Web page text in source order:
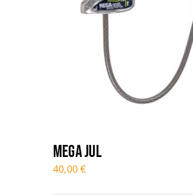
Mega Jul
40,00€